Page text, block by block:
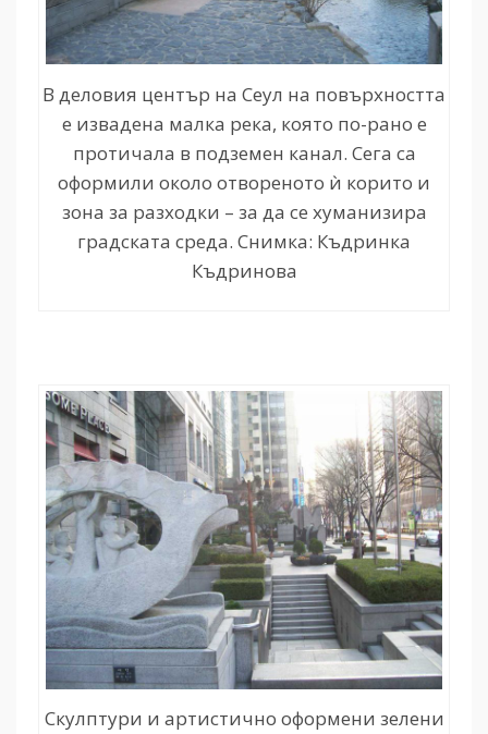
В деловия център на Сеул на повърхността
е извадена малка река, която по-рано е
протичала в подземен канал. Сега са
оформили около отвореното ѝ корито и
зона за разходки – за да се хуманизира
градската среда. Снимка: Къдринка
Къдринова
Скулптури и артистично оформени зелени